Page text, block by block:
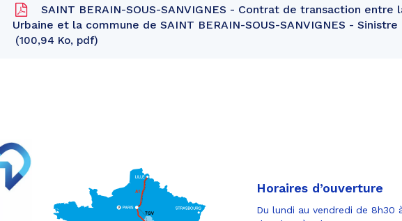
SAINT BERAIN-SOUS-SANVIGNES - Contrat de transaction entre
Urbaine et la commune de SAINT BERAIN-SOUS-SANVIGNES -
100,94 Ko, pdf
Partager
sur
Facebook
Partager
Horaires d’ouverture
Du lundi au vendredi de 8h30